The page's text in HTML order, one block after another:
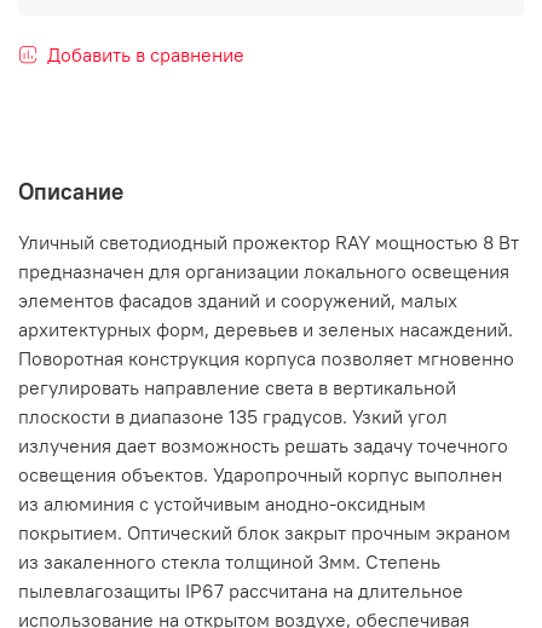
Добавить в сравнение
Описание
Уличный светодиодный прожектор RAY мощностью 8 Вт
предназначен для организации локального освещения
элементов фасадов зданий и сооружений, малых
архитектурных форм, деревьев и зеленых насаждений.
Поворотная конструкция корпуса позволяет мгновенно
регулировать направление света в вертикальной
плоскости в диапазоне 135 градусов. Узкий угол
излучения дает возможность решать задачу точечного
освещения объектов. Ударопрочный корпус выполнен
из алюминия с устойчивым анодно-оксидным
покрытием. Оптический блок закрыт прочным экраном
из закаленного стекла толщиной 3мм. Степень
пылевлагозащиты IP67 рассчитана на длительное
использование на открытом воздухе, обеспечивая